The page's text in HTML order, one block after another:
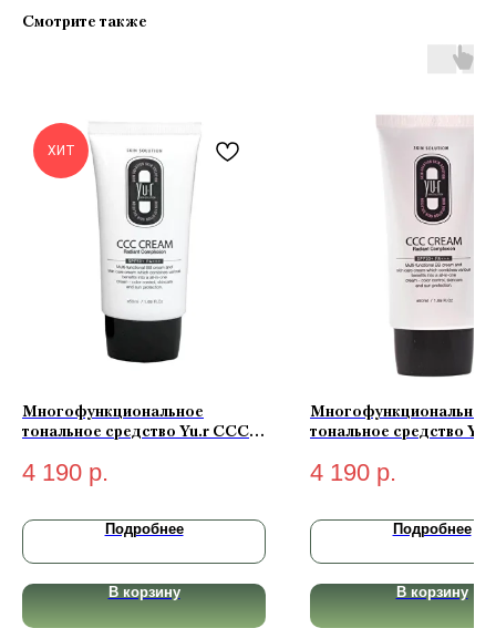
Смотрите также
ХИТ
Многофункциональное
тональное средство Yu.r CCC
SPF50+ PA+++ (medium-
натуральный) 50 мл
4 190 р.
Подробнее
В корзину
Многофункциональное
тональное средство
SPF50+ PA+++ (light-
4 190 р.
Подробнее
В корзину